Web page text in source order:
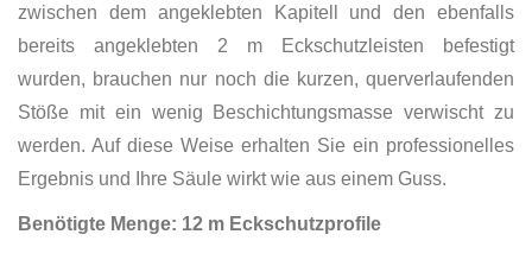
zwischen dem angeklebten Kapitell und den ebenfalls
bereits angeklebten 2 m Eckschutzleisten befestigt
wurden, brauchen nur noch die kurzen, querverlaufenden
Stöße mit ein wenig Beschichtungsmasse verwischt zu
werden. Auf diese Weise erhalten Sie ein professionelles
Ergebnis und Ihre Säule wirkt wie aus einem Guss.
Benötigte Menge: 12 m Eckschutzprofile